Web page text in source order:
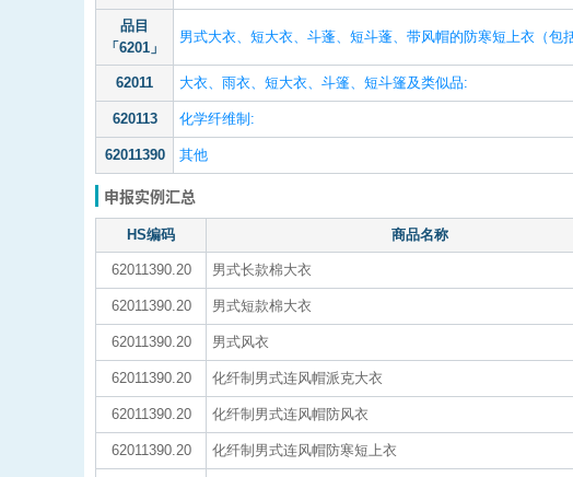
品目
「6201」
男式大衣、短大衣、斗蓬、短斗蓬、带风帽的防寒短上衣（
62011 大衣、雨衣、短大衣、斗篷、短斗篷及类似品:
620113 化学纤维制:
62011390 其他
申报实例汇总
HS编码 商品名称
62011390.20 男式长款棉大衣
62011390.20 男式短款棉大衣
62011390.20 男式风衣
62011390.20 化纤制男式连风帽派克大衣
62011390.20 化纤制男式连风帽防风衣
62011390.20 化纤制男式连风帽防寒短上衣